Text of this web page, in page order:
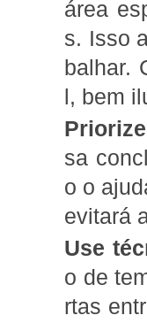
área
s. Isso
balhar.
l, bem
sa
o o
evitará
Use
o de
rtas